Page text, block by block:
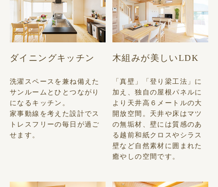
ダイニングキッチン
洗濯スペースを兼ね備えた
サンルームとひとつながり
になるキッチン。
家事動線を考えた設計でス
トレスフリーの毎日が過ご
せます。
木組みが美しいLDK
「真壁」「登り梁工法」に
加え、独自の屋根パネルに
より天井高６メートルの大
開放空間。天井や床はマツ
の無垢材、壁には質感のあ
る越前和紙クロスやシラス
壁など自然素材に囲まれた
癒やしの空間です。